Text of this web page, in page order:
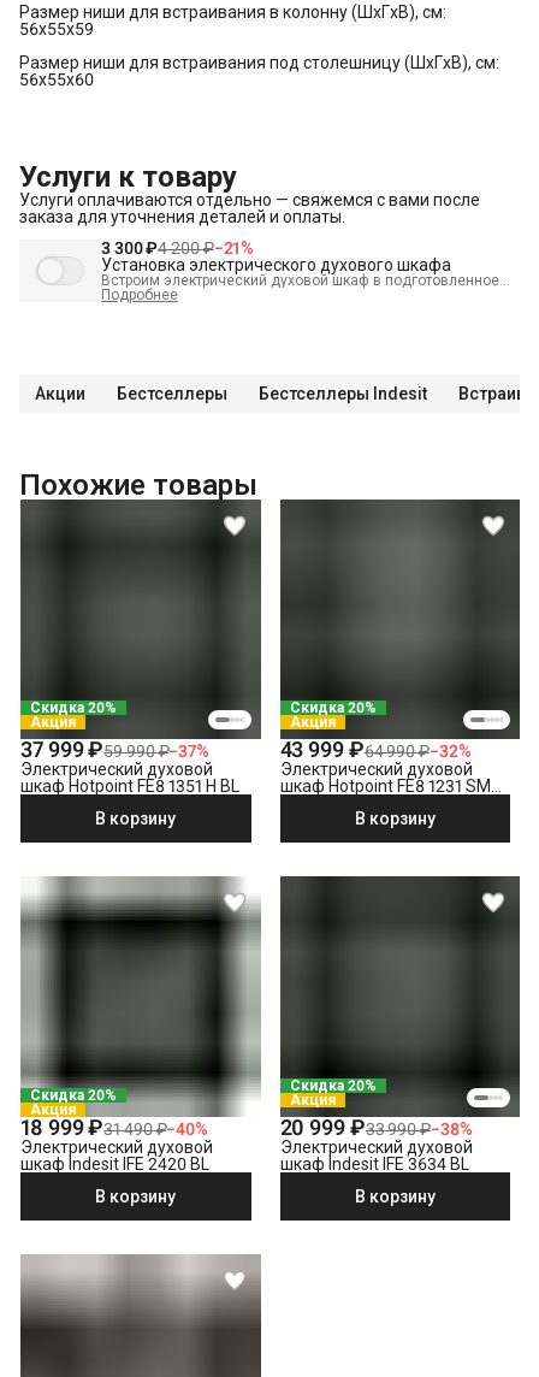
Размер ниши для встраивания в колонну (ШхГxВ), см:
56x55x59
Размер ниши для встраивания под столешницу (ШхГxВ), см:
56x55x60
Услуги к товару
Услуги оплачиваются отдельно — свяжемся с вами после
заказа для уточнения деталей и оплаты.
3 300 ₽4 200 ₽−21%
Установка электрического духового шкафа
Встроим электрический духовой шкаф в подготовленное
место и подключим к электрике.
В стоимость входит:
до МКАД, СПБ до КАД)
Подключение к готовым точкам электросети
Выезд мастера за административные пределы города
(МСК за МКАД, СПБ за КАД)
Утилизация техники
Подробнее
Акции Бестселлеры Бестселлеры Indesit
Похожие товары
Скидка 20%
Акция
37 999 ₽59 990 ₽−37%
Электрический духовой
шкаф Hotpoint FE8 1351 H BL
В корзину
Скидка 20%
Акция
43 999 ₽64 990 ₽−32%
Электрический духовой
шкаф Hotpoint FE8 1231 SMP
В корзину
Скидка 20%
Акция
18 999 ₽31 490 ₽−40%
Электрический духовой
шкаф Indesit IFE 2420 BL
В корзину
Скидка 20%
Акция
20 999 ₽33 990 ₽−38%
Электрический духовой
шкаф Indesit IFE 3634 BL
В корзину